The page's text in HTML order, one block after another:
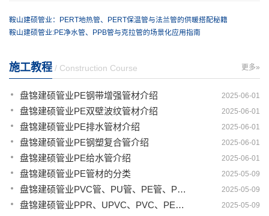
鞍山建硕管业：PERT地热管、PERT保温管与法兰管的供暖搭配秘籍
鞍山建硕管业:PE净水管、PPB管与克拉管的场景化应用指南
更多»
施工教程 / Construction Course
2025-06-01
盘锦建硕管业PE钢带增强管材介绍
2025-06-01
盘锦建硕管业PE双壁波纹管材介绍
2025-06-01
盘锦建硕管业PE排水管材介绍
2025-06-01
盘锦建硕管业PE钢塑复合管介绍
2025-06-01
盘锦建硕管业PE给水管介绍
2025-05-09
盘锦建硕管业PE管材的分类
2025-05-09
盘锦建硕管业PVC管、PU管、PE管、PP管有那些区别
2025-05-09
盘锦建硕管业PPR、UPVC、PVC、PERT、PE、HDPE塑料管材详解